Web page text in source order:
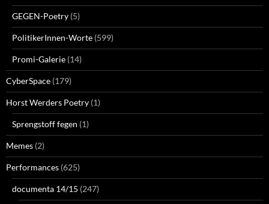
GEGEN-Poetry (5)
PolitikerInnen-Worte (599)
Promi-Galerie (14)
CyberSpace (179)
Horst Werders Poetry (1)
Sprengstoff fegen (1)
Memes (2)
Performances (625)
documenta 14/15 (247)